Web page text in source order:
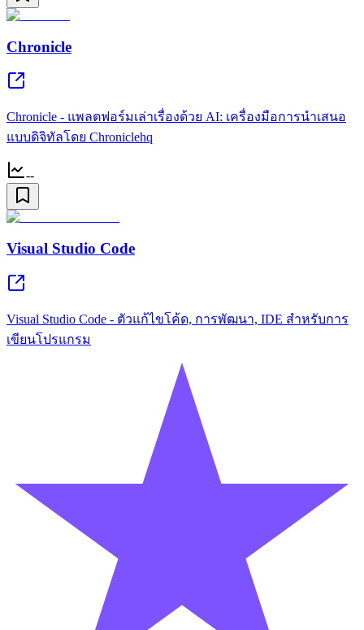
Chronicle
Chronicle - แพลตฟอร์มเล่าเรื่องด้วย AI: เครื่องมือการนำเสนอ
แบบดิจิทัลโดย Chroniclehq
--
Visual Studio Code
Visual Studio Code - ตัวแก้ไขโค้ด, การพัฒนา, IDE สำหรับการ
เขียนโปรแกรม